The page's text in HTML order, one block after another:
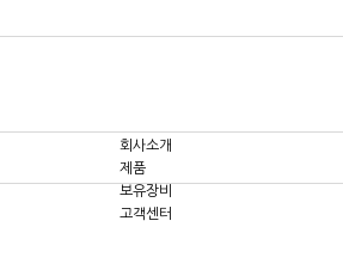
회사소개
제품
보유장비
고객센터